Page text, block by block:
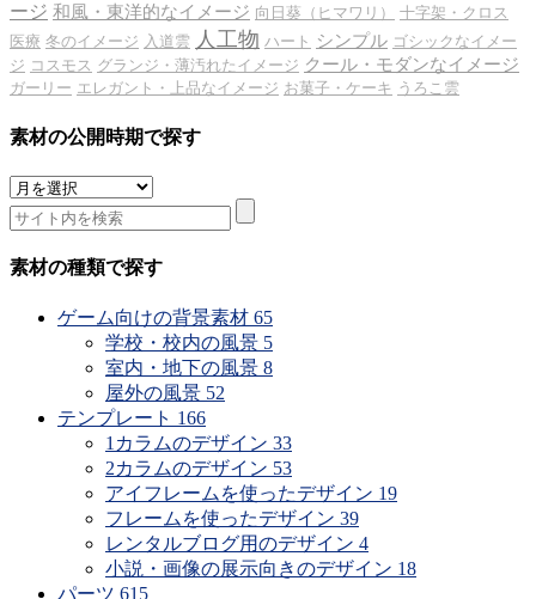
ージ 和風・東洋的なイメージ 向日葵（ヒマワリ）
十字架・クロス
医療 冬のイメージ 入道雲 人工物 ハート シンプル ゴシックなイメー
ジ コスモス グランジ・薄汚れたイメージ クール・モダンなイメージ
ガーリー エレガント・上品なイメージ お菓子・ケーキ うろこ雲
素材の公開時期で探す
素
材
の
公
素材の種類で探す
ゲーム向けの背景素材 65
学校・校内の風景 5
室内・地下の風景 8
屋外の風景 52
テンプレート 166
1カラムのデザイン 33
2カラムのデザイン 53
アイフレームを使ったデザイン 19
フレームを使ったデザイン 39
レンタルブログ用のデザイン 4
小説・画像の展示向きのデザイン 18
パーツ 615